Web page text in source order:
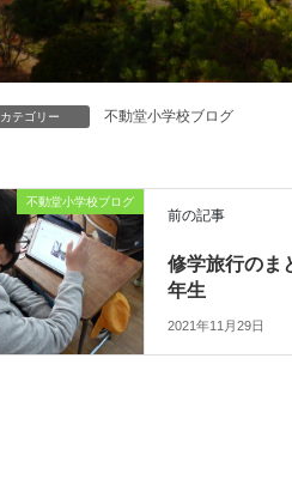
カテゴリー 不動堂小学校ブログ
不動堂小学校ブログ
前の記事
修学旅行の
年生
2021年11月29日